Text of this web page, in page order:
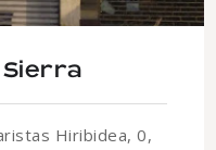
Hiribidea, 0,